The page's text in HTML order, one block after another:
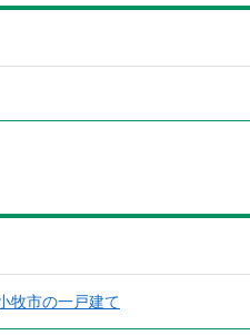
牧市の一戸建て